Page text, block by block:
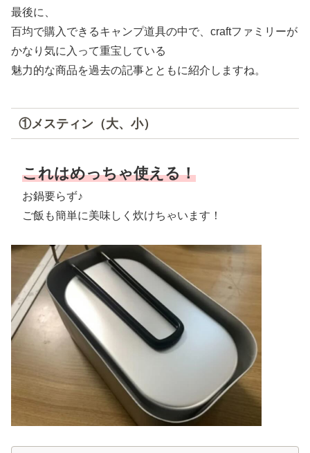
最後に、
百均で購入できるキャンプ道具の中で、craftファミリーが
かなり気に入って重宝している
魅力的な商品を過去の記事とともに紹介しますね。
①メスティン（大、小）
これはめっちゃ使える！
お鍋要らず♪
ご飯も簡単に美味しく炊けちゃいます！